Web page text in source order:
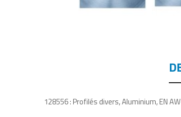
128556 : Profilés divers, Aluminium, EN